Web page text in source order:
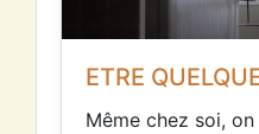
ETRE
Même chez soi,